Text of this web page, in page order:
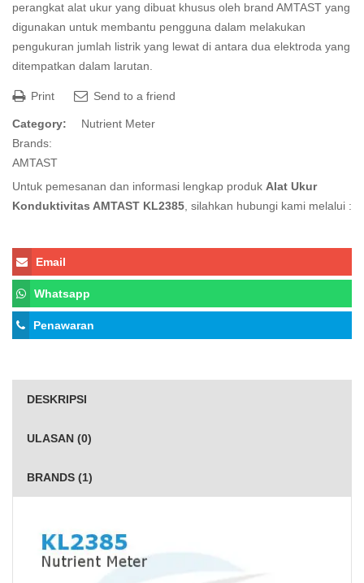
perangkat alat ukur yang dibuat khusus oleh brand AMTAST yang
digunakan untuk membantu pengguna dalam melakukan
pengukuran jumlah listrik yang lewat di antara dua elektroda yang
ditempatkan dalam larutan.
Print Send to a friend
Category:
Nutrient Meter
Brands:
AMTAST
Untuk pemesanan dan informasi lengkap produk Alat Ukur
Konduktivitas AMTAST KL2385 , silahkan hubungi kami melalui :
Email
Whatsapp
Penawaran
DESKRIPSI
ULASAN (0)
BRANDS (1)